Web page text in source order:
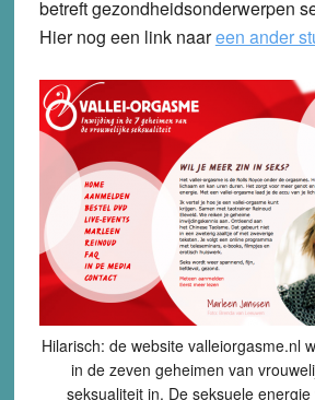
betreft gezondheidsonderwerpen
Hier nog een link naareen ander
Hilarisch: de website valleiorgasme.nl
in de zeven geheimen van
seksualiteit in. De seksuele energie